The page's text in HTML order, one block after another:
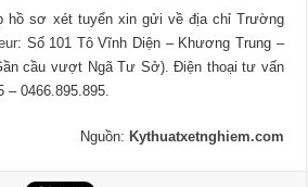
hồ sơ xét tuyển xin gửi về địa chỉ Trường
: Số 101 Tô Vĩnh Diện – Khương Trung –
cầu vượt Ngã Tư Sở). Điện thoại tư vấn
– 0466.895.895.
Nguồn: Kythuatxetnghiem.com